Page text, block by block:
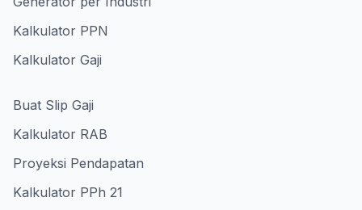
Kalkulator PPN
Kalkulator Gaji
Buat Slip Gaji
Kalkulator RAB
Proyeksi Pendapatan
Kalkulator PPh 21